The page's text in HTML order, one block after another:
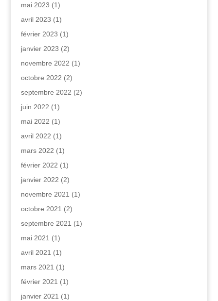
mai 2023 (1)
avril 2023 (1)
février 2023 (1)
janvier 2023 (2)
novembre 2022 (1)
octobre 2022 (2)
septembre 2022 (2)
juin 2022 (1)
mai 2022 (1)
avril 2022 (1)
mars 2022 (1)
février 2022 (1)
janvier 2022 (2)
novembre 2021 (1)
octobre 2021 (2)
septembre 2021 (1)
mai 2021 (1)
avril 2021 (1)
mars 2021 (1)
février 2021 (1)
janvier 2021 (1)